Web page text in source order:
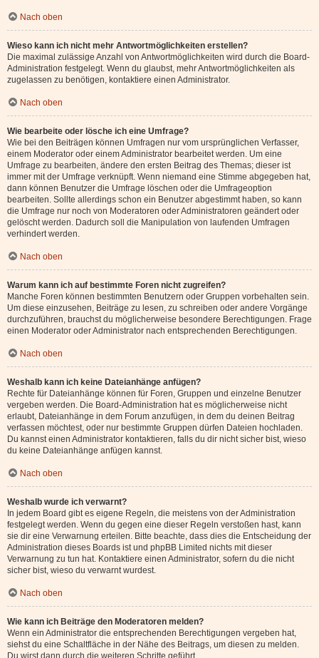
Nach oben
Wieso kann ich nicht mehr Antwortmöglichkeiten erstellen?
Die maximal zulässige Anzahl von Antwortmöglichkeiten wird durch die Board-
Administration festgelegt. Wenn du glaubst, mehr Antwortmöglichkeiten als
zugelassen zu benötigen, kontaktiere einen Administrator.
Nach oben
Wie bearbeite oder lösche ich eine Umfrage?
Wie bei den Beiträgen können Umfragen nur vom ursprünglichen Verfasser,
einem Moderator oder einem Administrator bearbeitet werden. Um eine
Umfrage zu bearbeiten, ändere den ersten Beitrag des Themas; dieser ist
immer mit der Umfrage verknüpft. Wenn niemand eine Stimme abgegeben hat,
dann können Benutzer die Umfrage löschen oder die Umfrageoption
bearbeiten. Sollte allerdings schon ein Benutzer abgestimmt haben, so kann
die Umfrage nur noch von Moderatoren oder Administratoren geändert oder
gelöscht werden. Dadurch soll die Manipulation von laufenden Umfragen
verhindert werden.
Nach oben
Warum kann ich auf bestimmte Foren nicht zugreifen?
Manche Foren können bestimmten Benutzern oder Gruppen vorbehalten sein.
Um diese einzusehen, Beiträge zu lesen, zu schreiben oder andere Vorgänge
durchzuführen, brauchst du möglicherweise besondere Berechtigungen. Frage
einen Moderator oder Administrator nach entsprechenden Berechtigungen.
Nach oben
Weshalb kann ich keine Dateianhänge anfügen?
Rechte für Dateianhänge können für Foren, Gruppen und einzelne Benutzer
vergeben werden. Die Board-Administration hat es möglicherweise nicht
erlaubt, Dateianhänge in dem Forum anzufügen, in dem du deinen Beitrag
verfassen möchtest, oder nur bestimmte Gruppen dürfen Dateien hochladen.
Du kannst einen Administrator kontaktieren, falls du dir nicht sicher bist, wieso
du keine Dateianhänge anfügen kannst.
Nach oben
Weshalb wurde ich verwarnt?
In jedem Board gibt es eigene Regeln, die meistens von der Administration
festgelegt werden. Wenn du gegen eine dieser Regeln verstoßen hast, kann
sie dir eine Verwarnung erteilen. Bitte beachte, dass dies die Entscheidung der
Administration dieses Boards ist und phpBB Limited nichts mit dieser
Verwarnung zu tun hat. Kontaktiere einen Administrator, sofern du die nicht
sicher bist, wieso du verwarnt wurdest.
Nach oben
Wie kann ich Beiträge den Moderatoren melden?
Wenn ein Administrator die entsprechenden Berechtigungen vergeben hat,
siehst du eine Schaltfläche in der Nähe des Beitrags, um diesen zu melden.
Du wirst dann durch die weiteren Schritte geführt.